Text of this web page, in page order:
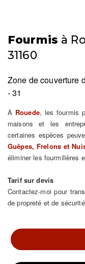
Fourmis à
31160
Zone de couverture
- 31
À Rouede, les fourmis
maisons et les
certaines espèces
Guêpes, Frelons et
éliminer les fourmilières
Tarif sur devis
Contactez-moi pour
de propreté et de